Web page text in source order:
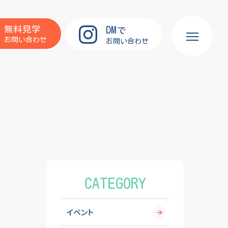
無料見学
お問い合わせ
DMで
お問い合わせ
CATEGORY
イベント